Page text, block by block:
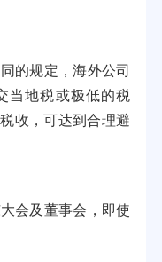
的规定，海外公司
当地税或极低的税
收，可达到合理避
会及董事会，即使